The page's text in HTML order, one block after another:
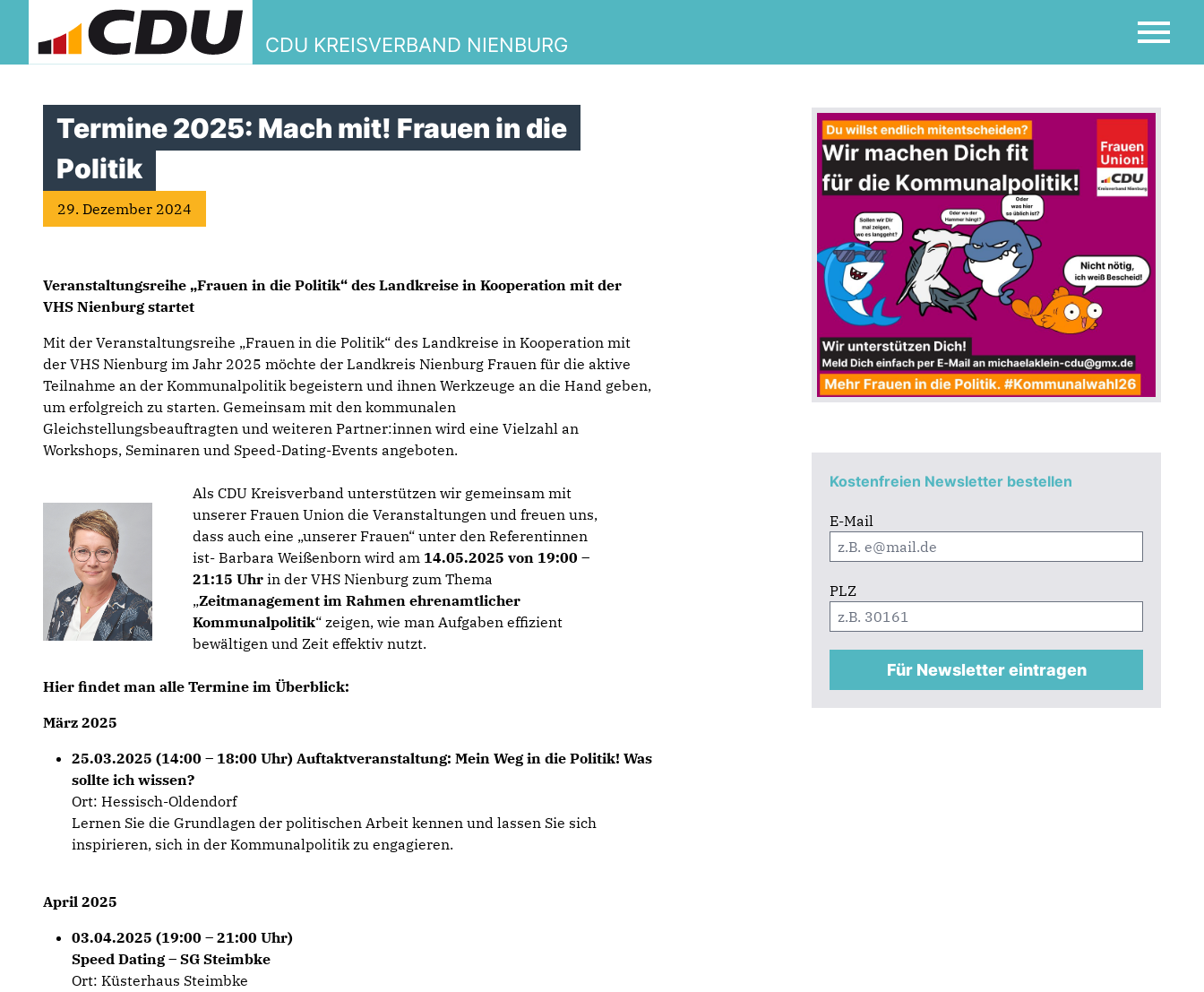
CDU KREISVERBAND NIENBURG
Kostenfreien Newsletter bestellen
E-Mail
PLZ
Für Newsletter eintragen
Termine 2025: Mach mit! Frauen in die
Politik
29. Dezember 2024
Veranstaltungsreihe „Frauen in die Politik“ des Landkreise in Kooperation mit der
VHS Nienburg startet
Mit der Veranstaltungsreihe „Frauen in die Politik“ des Landkreise in Kooperation mit
der VHS Nienburg im Jahr 2025 möchte der Landkreis Nienburg Frauen für die aktive
Teilnahme an der Kommunalpolitik begeistern und ihnen Werkzeuge an die Hand geben,
um erfolgreich zu starten. Gemeinsam mit den kommunalen
Gleichstellungsbeauftragten und weiteren Partner:innen wird eine Vielzahl an
Workshops, Seminaren und Speed-Dating-Events angeboten.
Als CDU Kreisverband unterstützen wir gemeinsam mit
unserer Frauen Union die Veranstaltungen und freuen uns,
dass auch eine „unserer Frauen“ unter den Referentinnen
ist- Barbara Weißenborn wird am 14.05.2025 von 19:00 –
21:15 Uhrin der VHS Nienburg zum Thema
„Zeitmanagement im Rahmen ehrenamtlicher
Kommunalpolitik“ zeigen, wie man Aufgaben effizient
bewältigen und Zeit effektiv nutzt.
Hier findet man alle Termine im Überblick:
März 2025
25.03.2025 (14:00 – 18:00 Uhr) Auftaktveranstaltung: Mein Weg in die Politik! Was
sollte ich wissen?
Ort: Hessisch-Oldendorf
Lernen Sie die Grundlagen der politischen Arbeit kennen und lassen Sie sich
inspirieren, sich in der Kommunalpolitik zu engagieren.
April 2025
03.04.2025 (19:00 – 21:00 Uhr)
Speed Dating – SG Steimbke
Ort: Küsterhaus Steimbke